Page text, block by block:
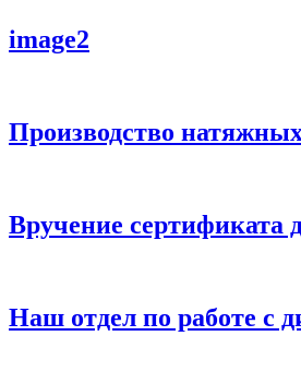
image2
Производство
Вручение сертификата
Наш отдел по работе с